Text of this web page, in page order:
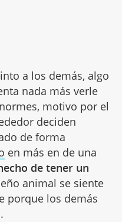
a los demás, algo
nada más verle
motivo por el
deciden
de forma
en más en de una
de tener un
animal se siente
porque los demás